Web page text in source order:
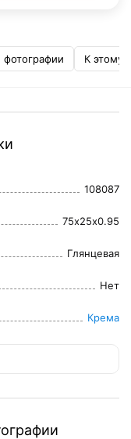
К этому
108087
75x25x0.95
Глянцевая
Нет
Крема